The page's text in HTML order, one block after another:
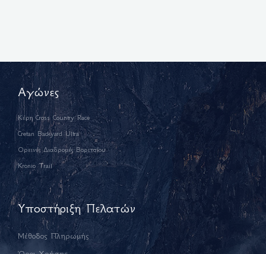
Αγώνες
Κέρη Cross Country Race
Cretan Backyard Ultra
Ορεινές Διαδρομές Βοριτσίου
Kronio Trail
Υποστήριξη Πελατών
Μέθοδος Πληρωμής